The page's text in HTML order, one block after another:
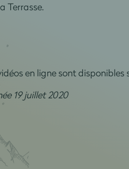
Terrasse.
en ligne sont disponibles
19 juillet 2020